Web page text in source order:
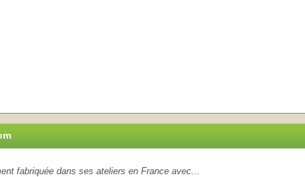
fabriquée dans ses ateliers en France avec...